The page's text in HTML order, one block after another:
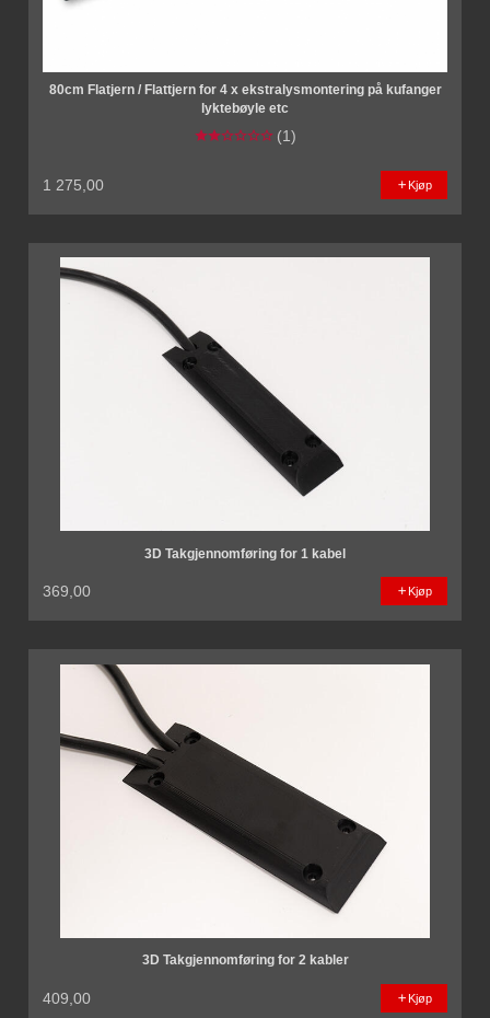
80cm Flatjern / Flattjern for 4 x ekstralysmontering på kufanger
lyktebøyle etc
(1)
1 275,00 Kjøp
3D Takgjennomføring for 1 kabel
369,00 Kjøp
3D Takgjennomføring for 2 kabler
409,00 Kjøp